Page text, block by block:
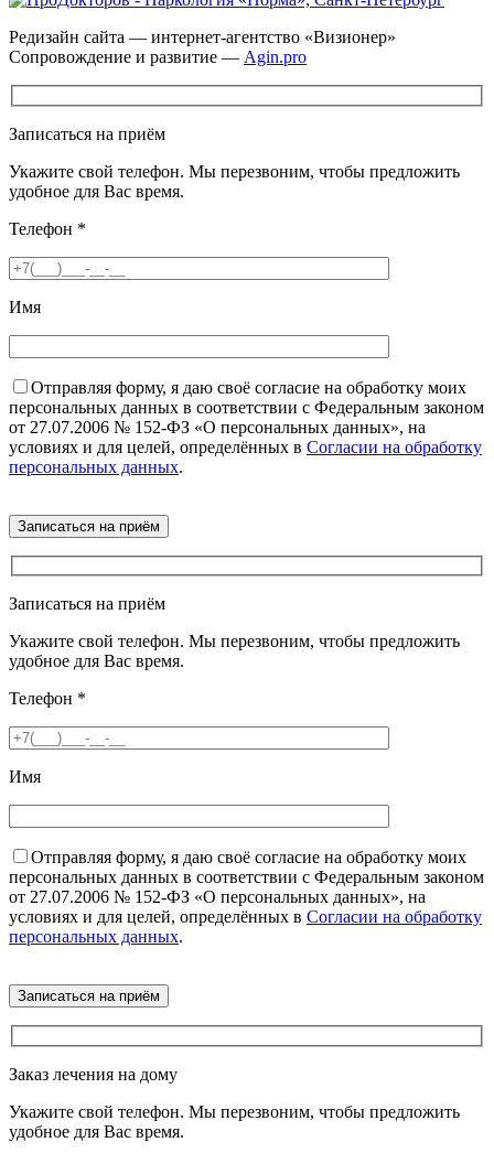
Редизайн сайта — интернет-агентство «Визионер»
Сопровождение и развитие — Agin.pro
Записаться на приём
Укажите свой телефон. Мы перезвоним, чтобы предложить
удобное для Вас время.
Телефон *
Имя
Отправляя форму, я даю своё согласие на обработку моих
персональных данных в соответствии с Федеральным законом
от 27.07.2006 № 152-ФЗ «О персональных данных», на
условиях и для целей, определённых в Согласии на обработку
персональных данных.
Записаться на приём
Укажите свой телефон. Мы перезвоним, чтобы предложить
удобное для Вас время.
Телефон *
Имя
Отправляя форму, я даю своё согласие на обработку моих
персональных данных в соответствии с Федеральным законом
от 27.07.2006 № 152-ФЗ «О персональных данных», на
условиях и для целей, определённых в Согласии на обработку
персональных данных.
Заказ лечения на дому
Укажите свой телефон. Мы перезвоним, чтобы предложить
удобное для Вас время.